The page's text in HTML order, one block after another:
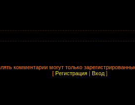
комментарии могут только
[ Регистрация Вход ]